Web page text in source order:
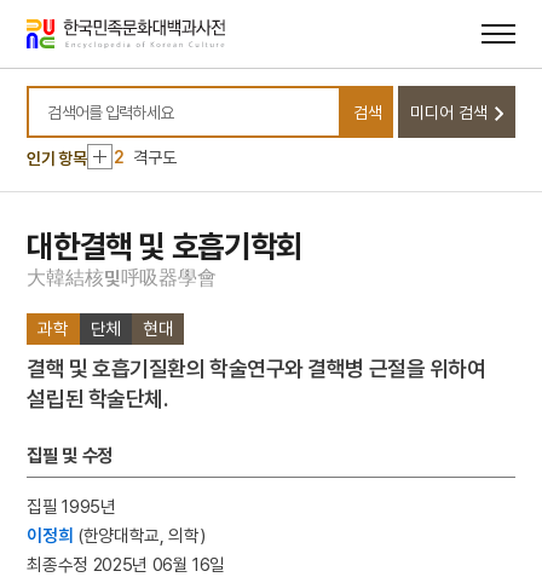
바로가기
바로가기
검색어를 입력하세요
검색 미디어 검색
인기 항목
10 대관전
1 상해대한인거류민단
2 격구도
3 금동 보살 입상
4
김개남
5 상해고려교민친목회
7
종합부동산세
8 고사촬요
9 김호
1 상해대한인거류민단
2
3 금동 보살 입상
대한결핵 및 호흡기학회
大韓結核및呼吸器學會
과학 단체 현대
결핵 및 호흡기질환의 학술연구와 결핵병 근절을 위하여
설립된 학술단체.
집필 및 수정
집필 1995년
이정희 (한양대학교, 의학)
최종수정 2025년 06월 16일